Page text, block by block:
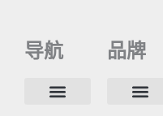
导航 品牌